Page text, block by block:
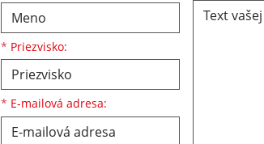
* Priezvisko:
* E-mailová adresa: